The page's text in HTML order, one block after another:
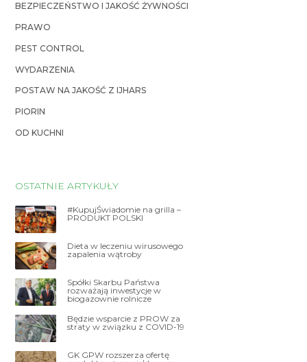
BEZPIECZEŃSTWO I JAKOŚĆ ŻYWNOŚCI
PRAWO
PEST CONTROL
WYDARZENIA
POSTAW NA JAKOŚĆ Z IJHARS
PIORIN
OD KUCHNI
OSTATNIE ARTYKUŁY
#KupujŚwiadomie na grilla –
PRODUKT POLSKI
Dieta w leczeniu wirusowego
zapalenia wątroby
Spółki Skarbu Państwa
rozważają inwestycje w
biogazownie rolnicze
Będzie wsparcie z PROW za
straty w związku z COVID-19
GK GPW rozszerza ofertę